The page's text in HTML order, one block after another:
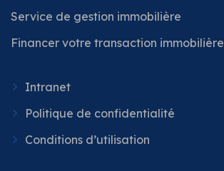
Service de gestion immobilière
Financer votre transaction immobilière
Intranet
Politique de confidentialité
Conditions d’utilisation